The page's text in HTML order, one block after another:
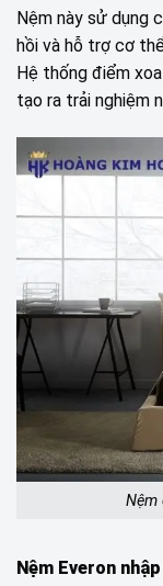
Nệm này sử dụng
hồi và hỗ trợ cơ
Hệ thống điểm
tạo ra trải nghiệm
Nệm
Nệm Everon